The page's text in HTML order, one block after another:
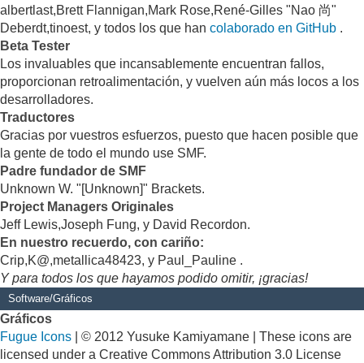
albertlast,Brett Flannigan,Mark Rose,René-Gilles "Nao 尚"
Deberdt,tinoest, y todos los que han colaborado en GitHub .
Beta Tester
Los invaluables que incansablemente encuentran fallos,
proporcionan retroalimentación, y vuelven aún más locos a los
desarrolladores.
Traductores
Gracias por vuestros esfuerzos, puesto que hacen posible que
la gente de todo el mundo use SMF.
Padre fundador de SMF
Unknown W. "[Unknown]" Brackets.
Project Managers Originales
Jeff Lewis,Joseph Fung, y David Recordon.
En nuestro recuerdo, con cariño:
Crip,K@,metallica48423, y Paul_Pauline .
Y para todos los que hayamos podido omitir, ¡gracias!
Software/Gráficos
Gráficos
Fugue Icons | © 2012 Yusuke Kamiyamane | These icons are
licensed under a Creative Commons Attribution 3.0 License